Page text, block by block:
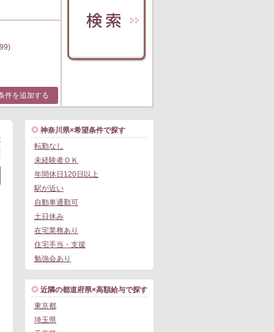
件を追加する
神奈川県×希望条件で探す
転勤なし
未経験者ＯＫ
年間休日120日以上
駅が近い
自動車通勤可
土日休み
在宅業務あり
住宅手当・支援
勉強会あり
近隣の都道府県×高額給与で探す
東京都
埼玉県